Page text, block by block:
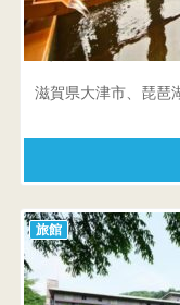
おごと温泉
滋賀県 大津市苗鹿2丁
滋賀県大津市、琵
旅館